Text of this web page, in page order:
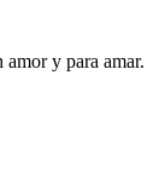
y para amar.